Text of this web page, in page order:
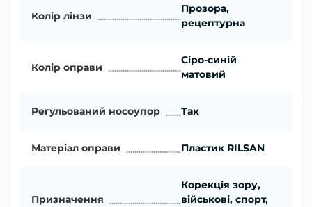
Колір лінзи
Прозора,
рецептурна
Колір оправи
Сіро-синій
матовий
Регульований носоупор Так
Матеріал оправи Пластик RILSAN
Призначення
Корекція зору,
військові, спорт,